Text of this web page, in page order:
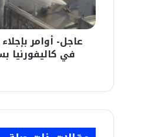
في
كاليفورنيا
بسبب
في كاليفورنيا